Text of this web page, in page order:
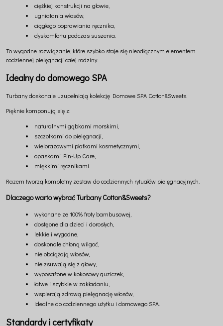
ciężkiej konstrukcji na głowie,
ugniatania włosów,
ciągłego poprawiania ręcznika,
dyskomfortu podczas suszenia.
To wygodne rozwiązanie, które szybko staje się nieodłącznym elementem
codziennej pielęgnacji całej rodziny.
Idealny do domowego SPA
Turbany doskonale uzupełniają kolekcję Domowe SPA Cotton&Sweets.
Pięknie komponują się z:
naturalnymi gąbkami morskimi,
szczotkami do pielęgnacji,
wielorazowymi płatkami kosmetycznymi,
opaskami Pin-Up Care,
miękkimi ręcznikami.
Razem tworzą kompletny zestaw do codziennych rytuałów pielęgnacyjnych.
Dlaczego warto wybrać Turbany Cotton&Sweets?
wykonane ze 100% froty bambusowej,
dostępne dla dzieci i dorosłych,
lekkie i wygodne,
doskonale chłoną wilgoć,
nie obciążają włosów,
nie zsuwają się z głowy,
wyposażone w kokosowy guziczek,
łatwe i szybkie w zakładaniu,
wspierają zdrową pielęgnację włosów,
idealne do codziennego użytku i domowego SPA.
Standardy i certyfikaty